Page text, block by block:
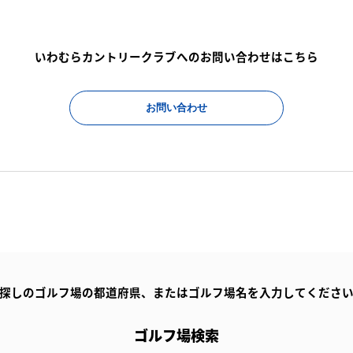
いわむらカントリークラブへのお問い合わせはこちら
お問い合わせ
しのゴルフ場の都道府県、 またはゴルフ場名を入力してくださ
ゴルフ場検索